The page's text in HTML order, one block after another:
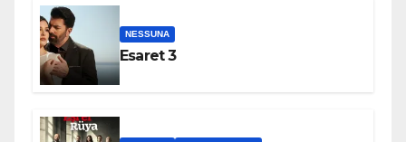
NESSUNA
Esaret 3